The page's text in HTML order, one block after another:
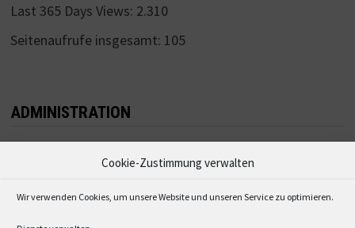
Cookie-Zustimmung verwalten
Wir verwenden Cookies, um unsere Website und unseren Service zu optimieren.
Last 365 Days Views: 2.310
Seitenaufrufe insgesamt: 105
ADMINISTRATION